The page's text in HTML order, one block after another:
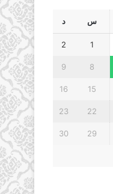
س د
1
2
8
9
15
16
22
23
29
30